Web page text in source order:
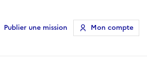
Publier une mission Mon compte